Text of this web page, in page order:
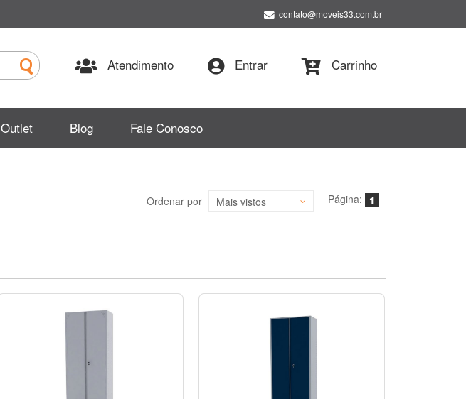
contato@moveis33.com.br
Atendimento Entrar Carrinho
Outlet Blog Fale Conosco
Página: 1
Ordenar por Mais vistos